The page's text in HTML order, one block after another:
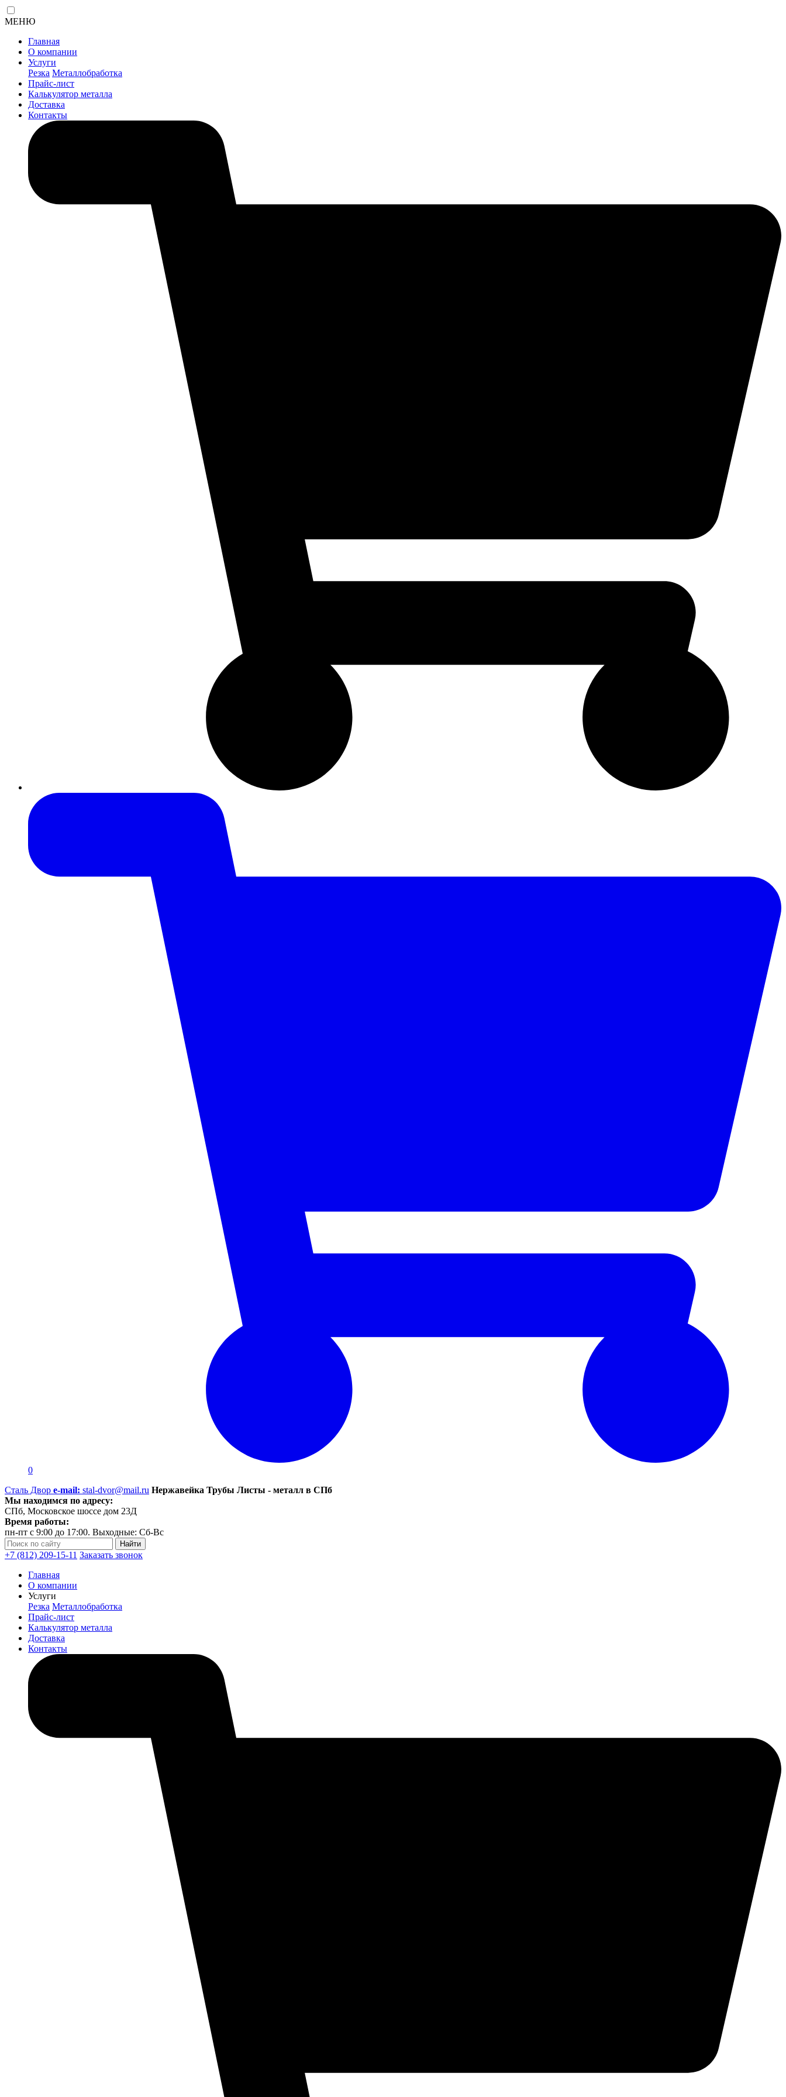
МЕНЮ
Главная
О компании
Услуги
Резка Металлобработка
Прайс-лист
Калькулятор металла
Доставка
Контакты
0
Сталь Двор e-mail: stal-dvor@mail.ru Нержавейка Трубы Листы - металл в СПб
Мы находимся по адресу:
СПб, Московское шоссе дом 23Д
Время работы:
пн-пт с 9:00 до 17:00. Выходные: Сб-Вс
+7 (812) 209-15-11 Заказать звонок
Главная
О компании
Услуги
Резка Металлобработка
Прайс-лист
Калькулятор металла
Доставка
Контакты